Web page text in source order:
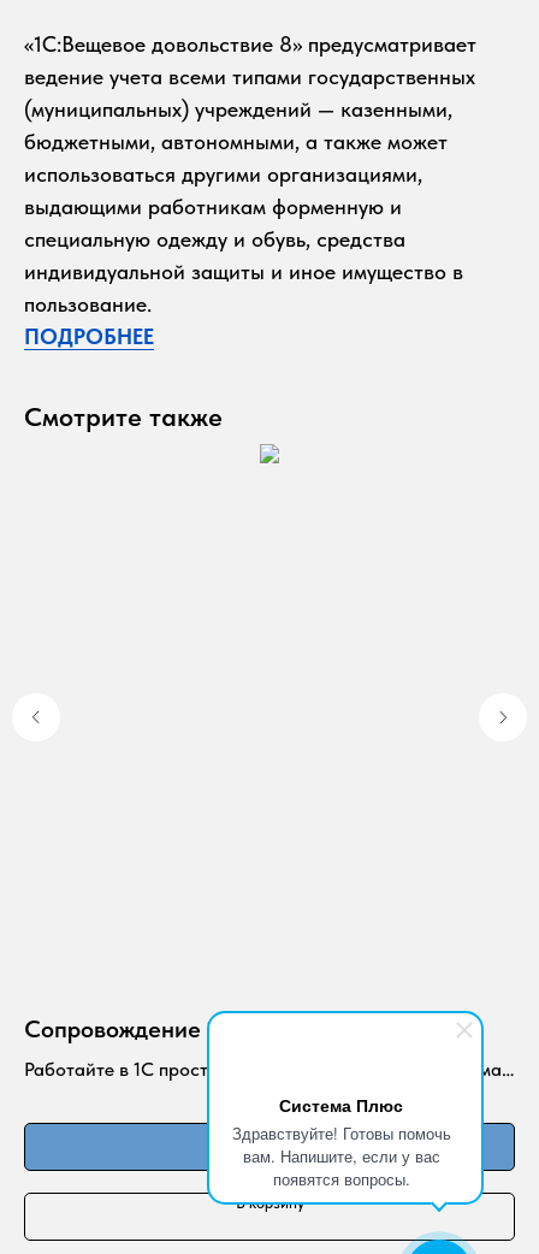
Система Плюс
Здравствуйте! Готовы помочь
вам. Напишите, если у вас
появятся вопросы.
«1С:Вещевое довольствие 8» предусматривает
ведение учета всеми типами государственных
(муниципальных) учреждений — казенными,
бюджетными, автономными, а также может
использоваться другими организациями,
выдающими работникам форменную и
специальную одежду и обувь, средства
индивидуальной защиты и иное имущество в
пользование.
ПОДРОБНЕЕ
Смотрите также
Сопровождение 1С
Работайте в 1С просто и удобно с компанией "Система
Подробнее
В корзину